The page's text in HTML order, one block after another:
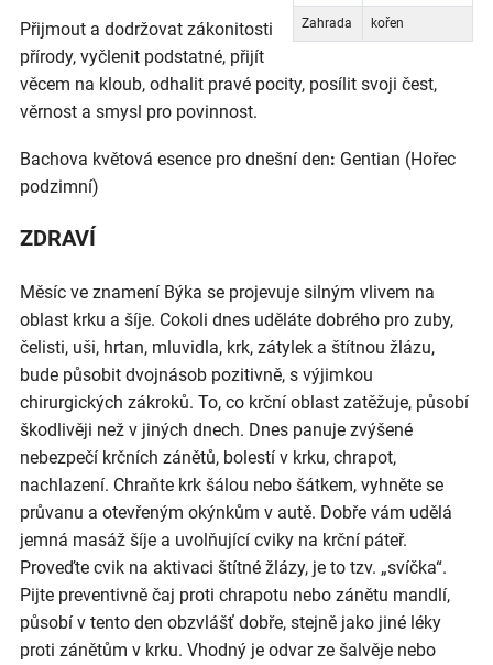
Zahrada kořen
Přijmout a dodržovat zákonitosti
přírody, vyčlenit podstatné, přijít
věcem na kloub, odhalit pravé pocity, posílit svoji čest,
věrnost a smysl pro povinnost.
Bachova květová esence pro dnešní den: Gentian (Hořec
podzimní)
ZDRAVÍ
Měsíc ve znamení Býka se projevuje silným vlivem na
oblast krku a šíje. Cokoli dnes uděláte dobrého pro zuby,
čelisti, uši, hrtan, mluvidla, krk, zátylek a štítnou žlázu,
bude působit dvojnásob pozitivně, s výjimkou
chirurgických zákroků. To, co krční oblast zatěžuje, působí
škodlivěji než v jiných dnech. Dnes panuje zvýšené
nebezpečí krčních zánětů, bolestí v krku, chrapot,
nachlazení. Chraňte krk šálou nebo šátkem, vyhněte se
průvanu a otevřeným okýnkům v autě. Dobře vám udělá
jemná masáž šíje a uvolňující cviky na krční páteř.
Proveďte cvik na aktivaci štítné žlázy, je to tzv. „svíčka“.
Pijte preventivně čaj proti chrapotu nebo zánětu mandlí,
působí v tento den obzvlášť dobře, stejně jako jiné léky
proti zánětům v krku. Vhodný je odvar ze šalvěje nebo